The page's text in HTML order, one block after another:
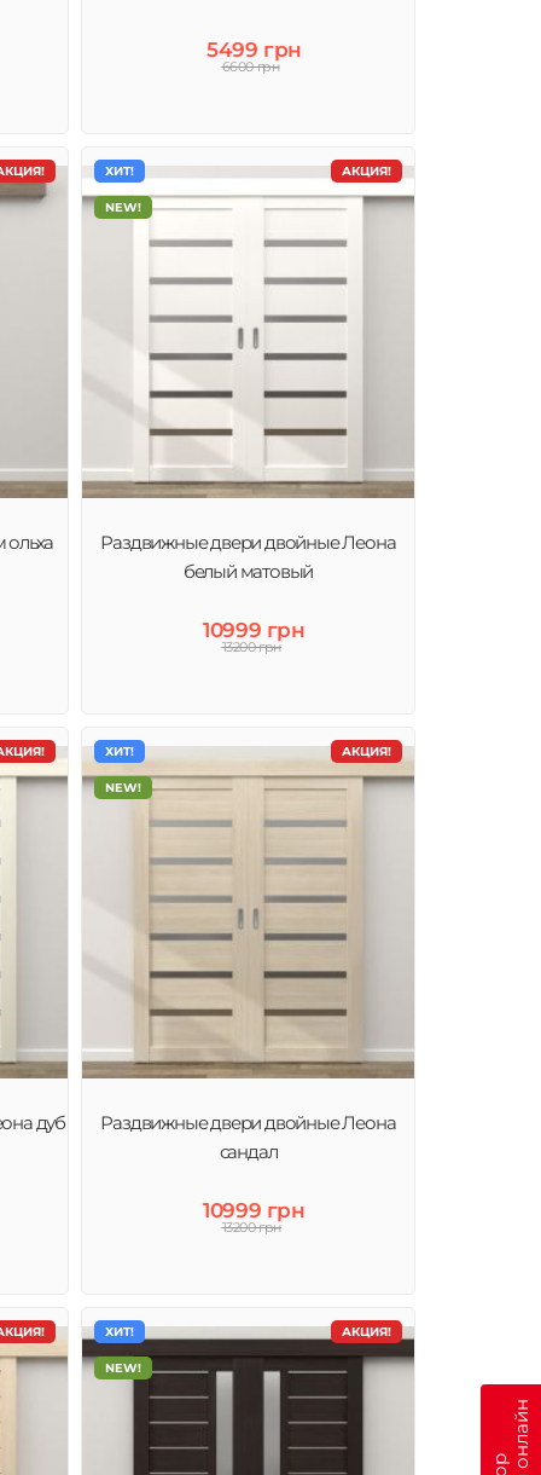
5499 грн
6600 грн
АКЦИЯ!
ХИТ!
NEW!
Раздвижные двери двойные Леона
белый матовый
10999 грн
13200 грн
дуб
АКЦИЯ!
ХИТ!
NEW!
Раздвижные двери двойные Леона
сандал
10999 грн
13200 грн
АКЦИЯ!
ХИТ!
NEW!